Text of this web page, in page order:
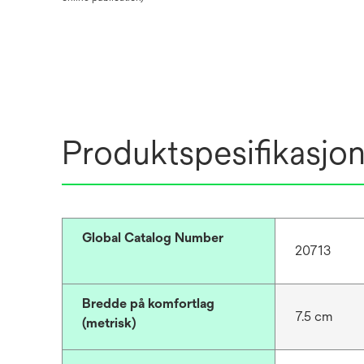
Global Catalog Number
20713
Bredde på komfortlag
(metrisk)
7.5 cm